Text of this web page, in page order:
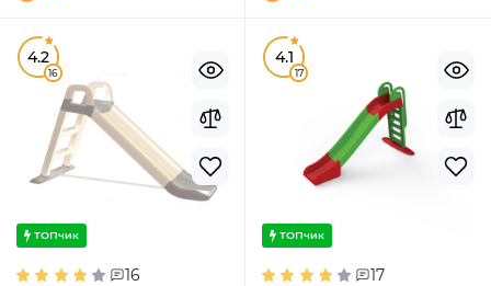
4.2
16
ТОПчик
16
4.1
17
ТОПчик
17